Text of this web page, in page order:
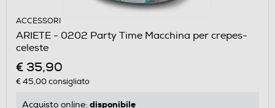
ACCESSORI
ARIETE - 0202 Party Time Macchina per crepes-
celeste
€ 35,90
€ 45,00consigliato
Acquisto online: disponibile